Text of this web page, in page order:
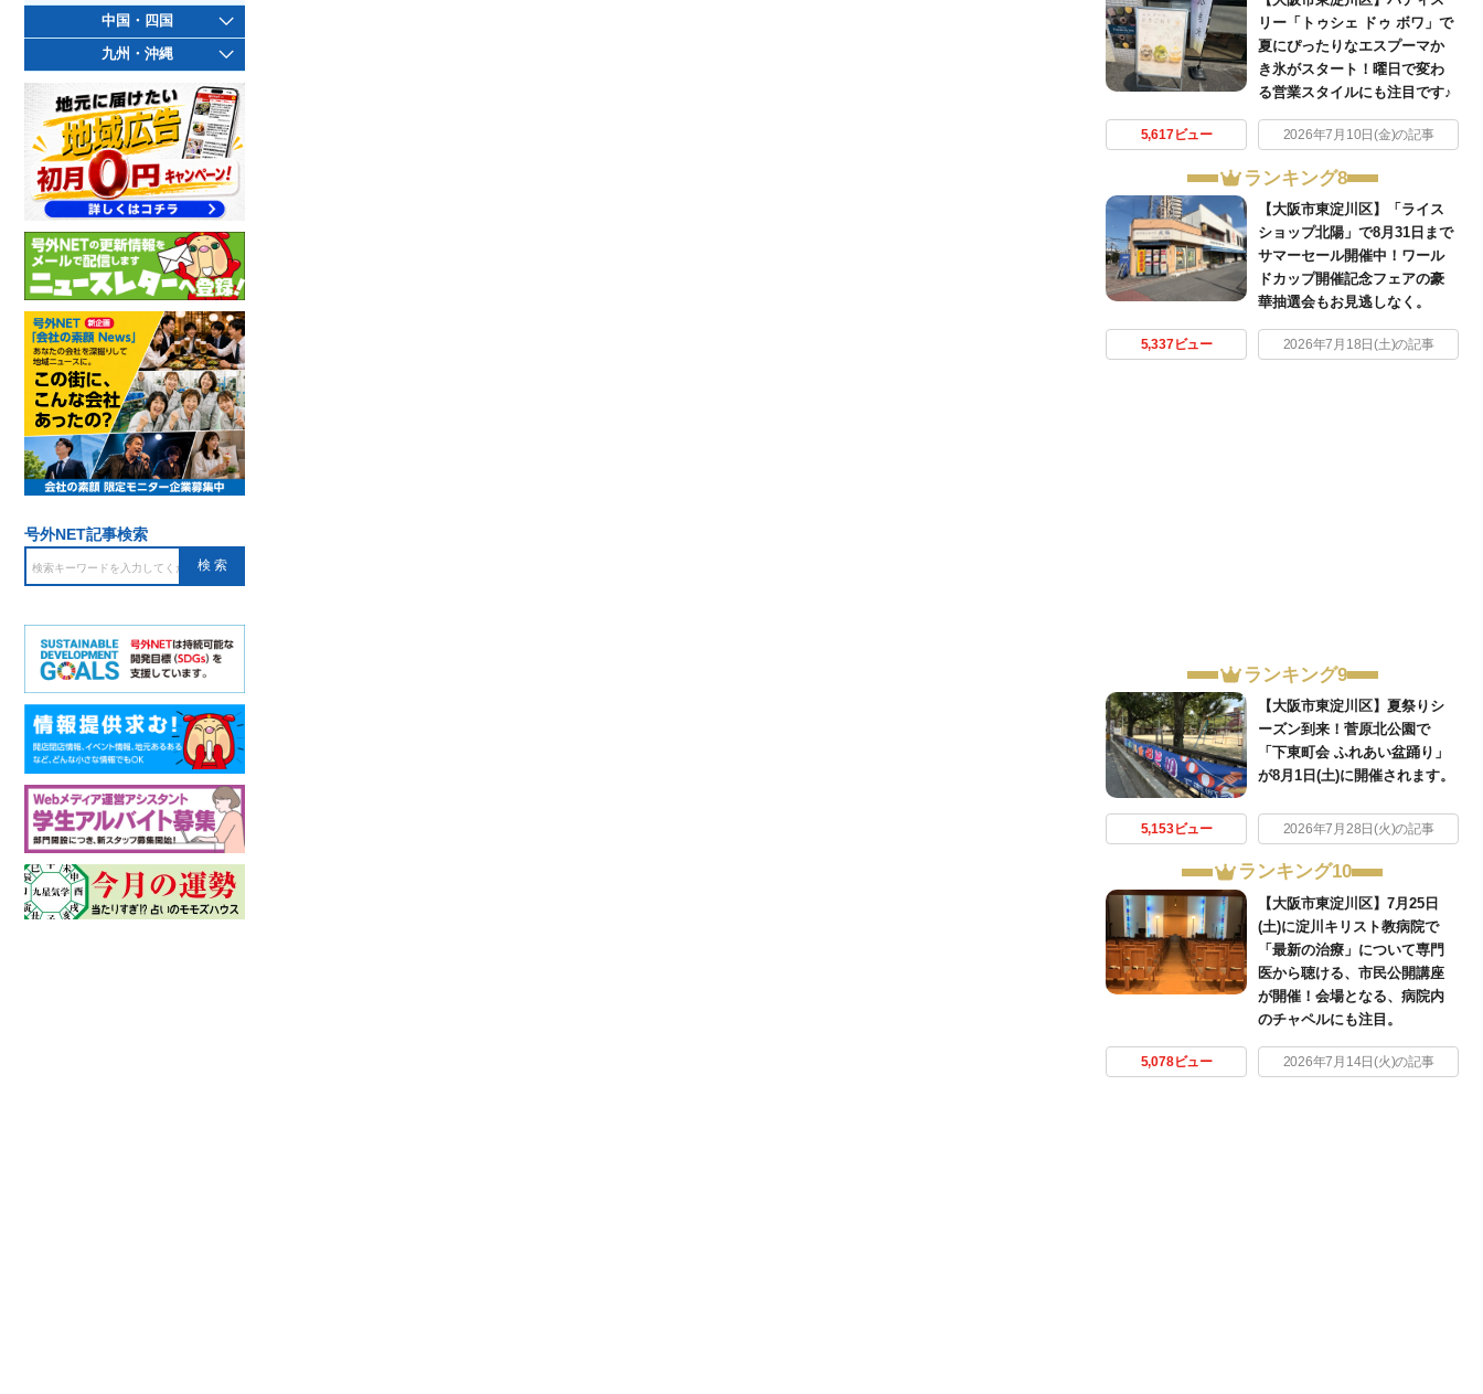
リー「トゥシェ ドゥ ボワ」で
夏にぴったりなエスプーマか
き氷がスタート！曜日で変わ
る営業スタイルにも注目です♪
5,617ビュー 2026年7月10日(金)の記事
ランキング8
【大阪市東淀川区】「ライス
ショップ北陽」で8月31日まで
サマーセール開催中！ワール
ドカップ開催記念フェアの豪
華抽選会もお見逃しなく。
5,337ビュー 2026年7月18日(土)の記事
ランキング9
【大阪市東淀川区】夏祭りシ
ーズン到来！菅原北公園で
「下東町会 ふれあい盆踊り」
が8月1日(土)に開催されます。
5,153ビュー 2026年7月28日(火)の記事
ランキング10
【大阪市東淀川区】7月25日
(土)に淀川キリスト教病院で
「最新の治療」について専門
医から聴ける、市民公開講座
が開催！会場となる、病院内
のチャペルにも注目。
5,078ビュー 2026年7月14日(火)の記事
中国・四国
九州・沖縄
号外NET記事検索